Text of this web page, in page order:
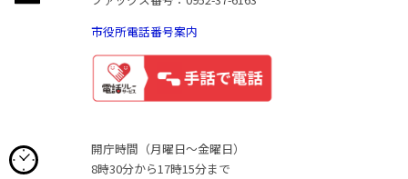
市役所電話番号案内
開庁時間（月曜日〜金曜日）
8時30分から17時15分まで